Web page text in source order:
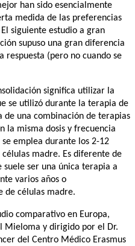
han sido esencialmente
medida de las preferencias
siguiente estudio a gran
supuso una gran diferencia
respuesta (pero no cuando se
significa utilizar la
se utilizó durante la terapia de
de una combinación de terapias
la misma dosis y frecuencia
emplea durante los 2-12
madre. Es diferente de
ser una única terapia a
varios años o
de células madre.
comparativo en Europa,
Mieloma y dirigido por el Dr.
del Centro Médico Erasmus